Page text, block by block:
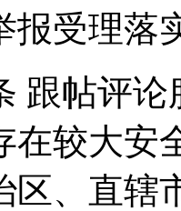
报受理落
跟帖评
在较大安
区、直辖